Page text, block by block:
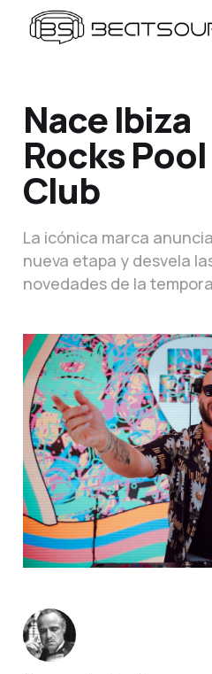
Nace Ibiza
Rocks Pool
Club
La icónica marca
nueva etapa y desvela
novedades de la